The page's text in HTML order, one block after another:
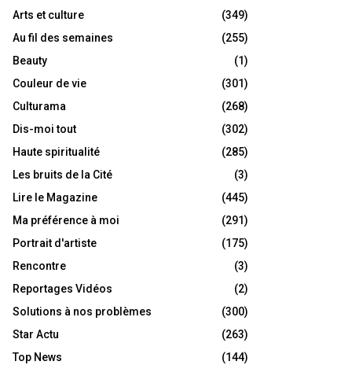
Arts et culture
(349)
Au fil des semaines
(255)
Beauty
(1)
Couleur de vie
(301)
Culturama
(268)
Dis-moi tout
(302)
Haute spiritualité
(285)
Les bruits de la Cité
(3)
Lire le Magazine
(445)
Ma préférence à moi
(291)
Portrait d'artiste
(175)
Rencontre
(3)
Reportages Vidéos
(2)
Solutions à nos problèmes
(300)
Star Actu
(263)
Top News
(144)